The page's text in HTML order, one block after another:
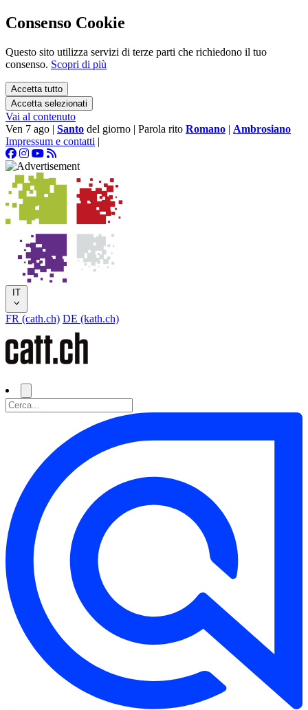
Consenso Cookie
Questo sito utilizza servizi di terze parti che richiedono il tuo
consenso. Scopri di più
Accetta tutto
Accetta selezionati
Vai al contenuto
Ven 7 ago | Santo del giorno | Parola rito Romano | Ambrosiano
Impressum e contatti |
IT
FR (cath.ch) DE (kath.ch)